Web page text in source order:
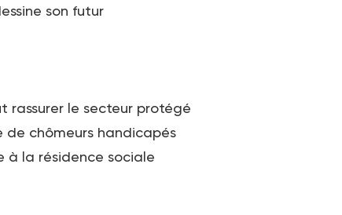
son futur
rassurer le secteur protégé
de chômeurs handicapés
à la résidence sociale